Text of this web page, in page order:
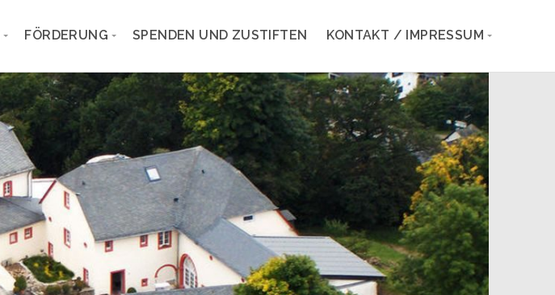
FÖRDERUNG SPENDEN UND ZUSTIFTEN KONTAKT / IMPRESSUM